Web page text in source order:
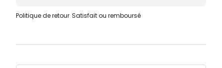
Politique de retour Satisfait ou remboursé